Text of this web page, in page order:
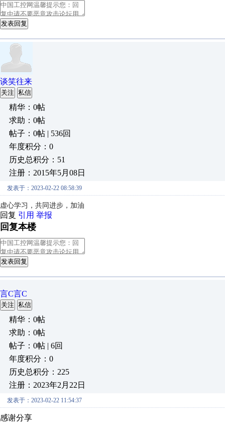
发表回复
谈笑往来
关注 私信
精华：0帖
求助：0帖
帖子：0帖 | 536回
年度积分：0
历史总积分：51
注册：2015年5月08日
发表于：2023-02-22 08:58:39
虚心学习，共同进步，加油
回复 引用 举报
回复本楼
发表回复
言C言C
关注 私信
精华：0帖
求助：0帖
帖子：0帖 | 6回
年度积分：0
历史总积分：225
注册：2023年2月22日
发表于：2023-02-22 11:54:37
感谢分享